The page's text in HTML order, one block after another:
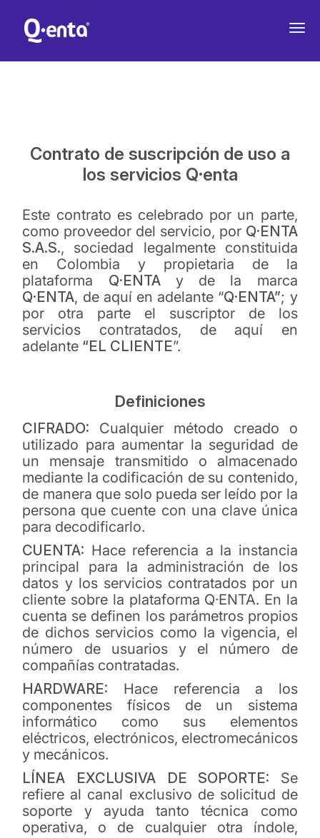
Contrato de suscripción de uso a
los servicios Q·enta
Este contrato es celebrado por un parte,
como proveedor del servicio, por Q·ENTA
S.A.S., sociedad legalmente constituida
en Colombia y propietaria de la
plataforma Q·ENTAy de la marca
Q·ENTA, de aquí en adelante “Q·ENTA”; y
por otra parte el suscriptor de los
servicios contratados, de aquí en
adelante “EL CLIENTE”.
Definiciones
CIFRADO: Cualquier método creado o
utilizado para aumentar la seguridad de
un mensaje transmitido o almacenado
mediante la codificación de su contenido,
de manera que solo pueda ser leído por la
persona que cuente con una clave única
para decodificarlo.
CUENTA: Hace referencia a la instancia
principal para la administración de los
datos y los servicios contratados por un
cliente sobre la plataforma Q·ENTA. En la
cuenta se definen los parámetros propios
de dichos servicios como la vigencia, el
número de usuarios y el número de
compañías contratadas.
HARDWARE: Hace referencia a los
componentes físicos de un sistema
informático como sus elementos
eléctricos, electrónicos, electromecánicos
y mecánicos.
LÍNEA EXCLUSIVA DE SOPORTE: Se
refiere al canal exclusivo de solicitud de
soporte y ayuda tanto técnica como
operativa, o de cualquier otra índole,